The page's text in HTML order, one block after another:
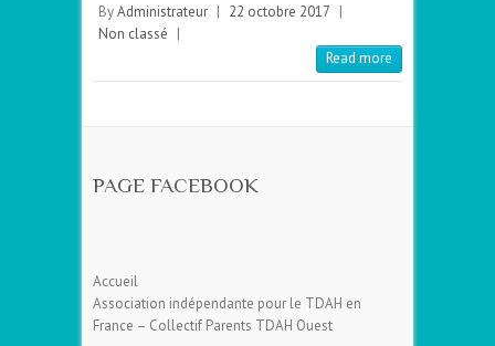
ByAdministrateur 22 octobre 2017
Non classé
Read more
PAGE FACEBOOK
Accueil
Association indépendante pour le TDAH en
France – Collectif Parents TDAH Ouest